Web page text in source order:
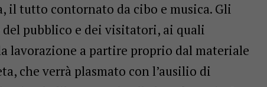
il tutto contornato da cibo e musica. Gli
pubblico e dei visitatori, ai quali
lavorazione a partire proprio dal materiale
che verrà plasmato con l’ausilio di